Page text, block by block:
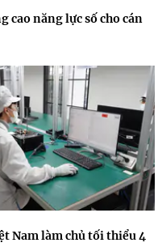
cao năng lực số cho cán
Nam làm chủ tối thiểu 4